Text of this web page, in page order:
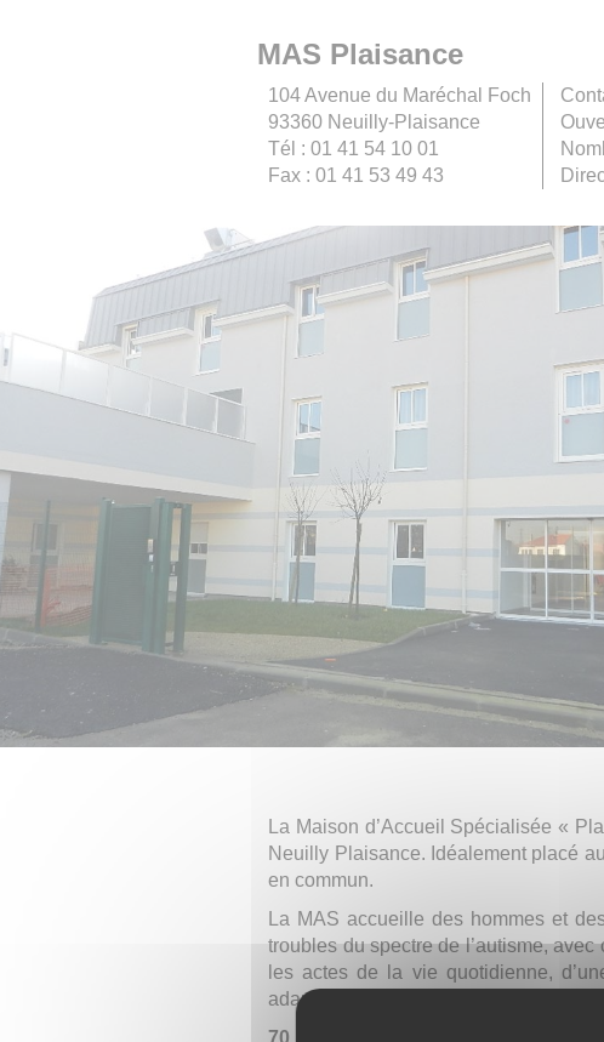
MAS Plaisance
104 Avenue du Maréchal Foch
93360 Neuilly-Plaisance
Tél : 01 41 54 10 01
Fax : 01 41 53 49 43
La Maison d’Accueil Spécialisée «
Neuilly Plaisance. Idéalement placé
en commun.
La MAS accueille des hommes et
troubles du spectre de l’autisme,
les actes de la vie quotidienne,
adapté.